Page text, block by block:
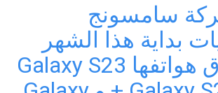
سامسونج
بداية هذا الشهر
عن إنطلاق هواتفها Galaxy S23